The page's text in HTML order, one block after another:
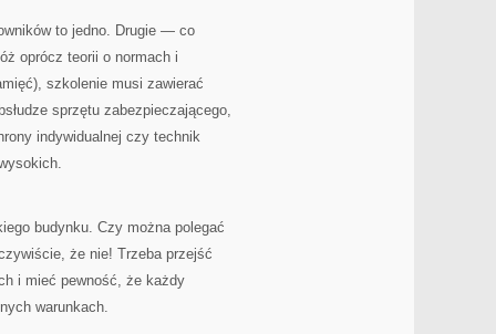
to jedno. Drugie — co
oprócz teorii o normach i
szkolenie musi zawierać
sprzętu zabezpieczającego,
indywidualnej czy technik
budynku. Czy można polegać
że nie! Trzeba przejść
i mieć pewność, że każdy
warunkach.